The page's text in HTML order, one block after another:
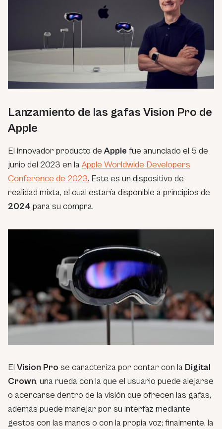
Lanzamiento de las gafas Vision Pro de
Apple
El innovador producto deApple fue anunciado el 5 de
junio del 2023 en la Apple Worldwide Developers
Conference de 2023. Este es un dispositivo de
realidad mixta, el cual estaría disponible a principios de
2024 para su compra.
El Vision Pro se caracteriza por contar con la Digital
Crown, una rueda con la que el usuario puede alejarse
o acercarse dentro de la visión que ofrecen las gafas,
además puede manejar por su interfaz mediante
gestos con las manos o con la propia voz; finalmente, la